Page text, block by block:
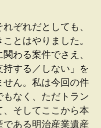
ぞれだとしても、
とはやりました。
わる案件でさえ、
する／しない」を
ん。私は今回の件
なく、ただトラン
そしてここから本
ある明治産業遺産